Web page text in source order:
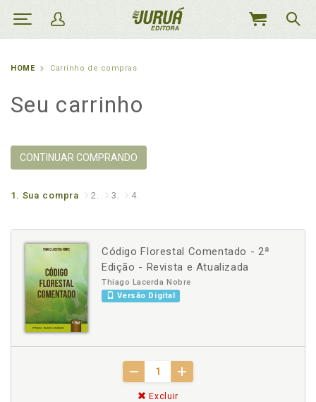
MEU
HOME Carrinho de compras
Seu carrinho
CONTINUAR COMPRANDO
1. Sua compra 2. 3. 4.
Código Florestal Comentado - 2ª
Edição - Revista e Atualizada
Thiago Lacerda Nobre
Versão Digital
Excluir